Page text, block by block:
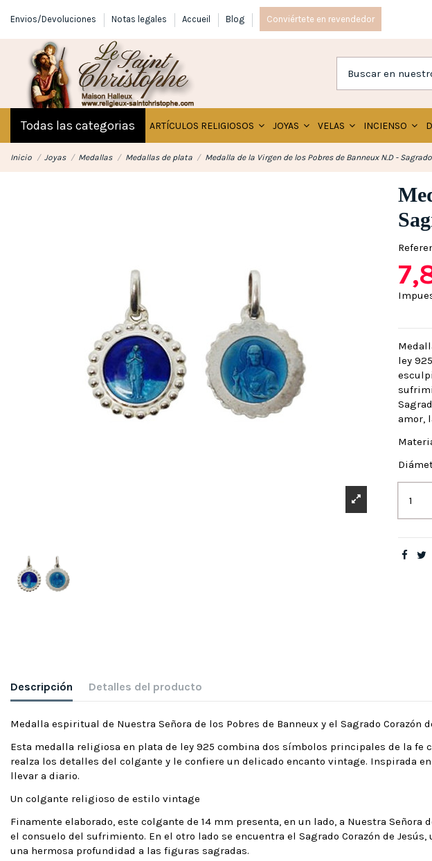
Envios/Devoluciones Notas legales Accueil Blog Conviértete en revendedor
Todas las categorias ARTÍCULOS RELIGIOSOS JOYAS VELAS INCIENSO
Inicio Joyas Medallas Medallas de plata Medalla de la Virgen de los Pobres de Banneux N.D -
ley
amor,
Descripción Detalles del producto
Medalla espiritual de Nuestra Señora de los Pobres de Banneux y el Sagrado Corazón
Esta medalla religiosa en plata de ley 925 combina dos símbolos principales de la fe
realza los detalles del colgante y le confiere un delicado encanto vintage. Inspirada
llevar a diario.
Un colgante religioso de estilo vintage
Finamente elaborado, este colgante de 14 mm presenta, en un lado, a Nuestra
el consuelo del sufrimiento. En el otro lado se encuentra el Sagrado Corazón de
una hermosa profundidad a las figuras sagradas.